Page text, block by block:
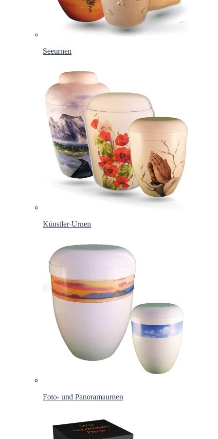
Seeurnen
Künstler-Urnen
Foto- und Panoramaurnen